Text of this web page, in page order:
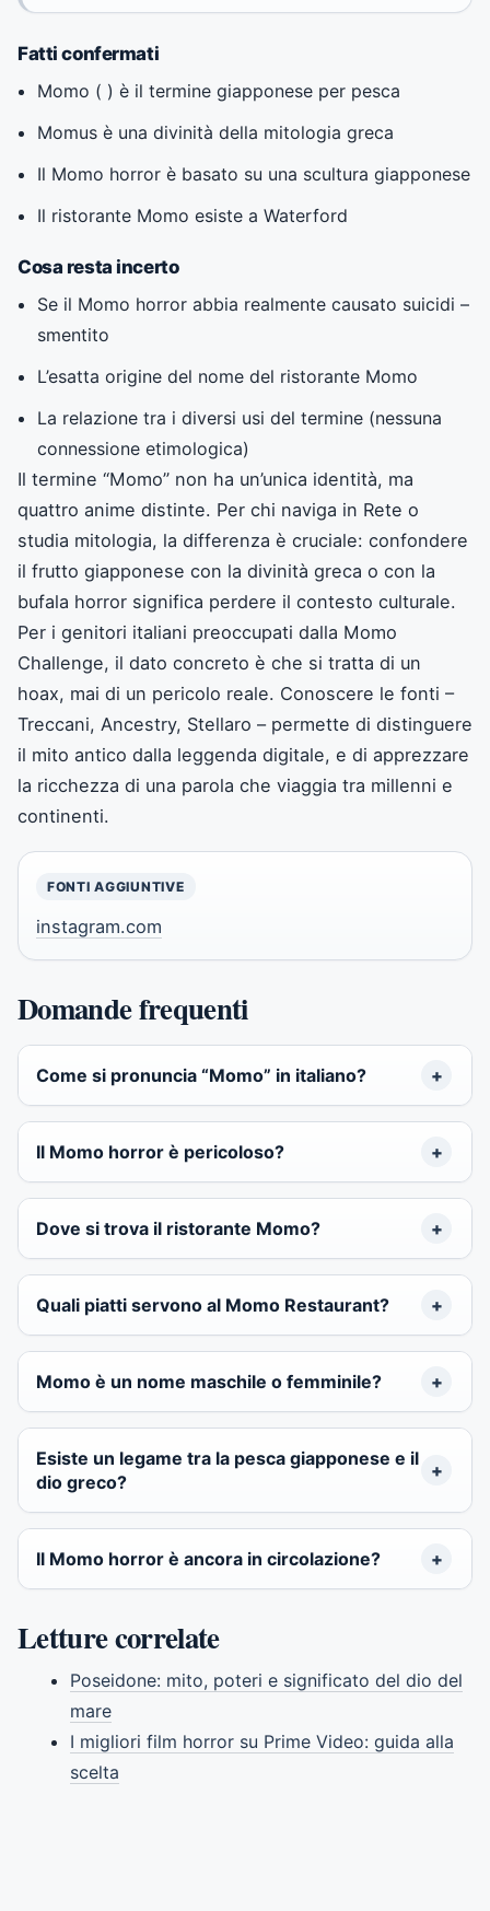
Fatti confermati
Momo ( ) è il termine giapponese per pesca
Momus è una divinità della mitologia greca
Il Momo horror è basato su una scultura giapponese
Il ristorante Momo esiste a Waterford
Cosa resta incerto
Se il Momo horror abbia realmente causato suicidi –
smentito
L’esatta origine del nome del ristorante Momo
La relazione tra i diversi usi del termine (nessuna
connessione etimologica)
Il termine “Momo” non ha un’unica identità, ma
quattro anime distinte. Per chi naviga in Rete o
studia mitologia, la differenza è cruciale: confondere
il frutto giapponese con la divinità greca o con la
bufala horror significa perdere il contesto culturale.
Per i genitori italiani preoccupati dalla Momo
Challenge, il dato concreto è che si tratta di un
hoax, mai di un pericolo reale. Conoscere le fonti –
Treccani, Ancestry, Stellaro – permette di distinguere
il mito antico dalla leggenda digitale, e di apprezzare
la ricchezza di una parola che viaggia tra millenni e
continenti.
FONTI AGGIUNTIVE
instagram.com
Domande frequenti
Come si pronuncia “Momo” in italiano?
Il Momo horror è pericoloso?
Dove si trova il ristorante Momo?
Quali piatti servono al Momo Restaurant?
Momo è un nome maschile o femminile?
Esiste un legame tra la pesca giapponese e il
dio greco?
Il Momo horror è ancora in circolazione?
Letture correlate
Poseidone: mito, poteri e significato del dio del
mare
I migliori film horror su Prime Video: guida alla
scelta